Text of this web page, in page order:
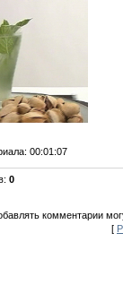
: 00:01:07
: 0
комментарии
[